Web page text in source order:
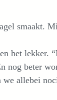
smaakt.
het lekker.
nog beter
allebei